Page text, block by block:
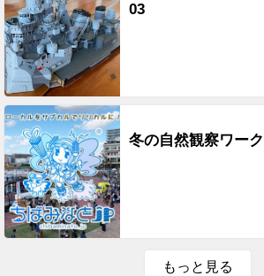
03
冬の自然観察ワー
もっと見る